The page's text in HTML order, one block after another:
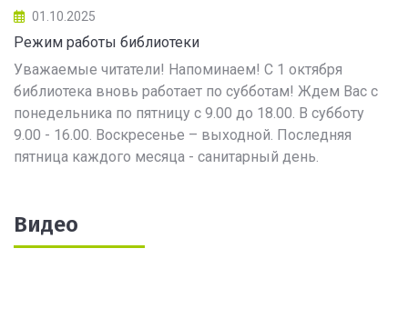
01.10.2025
Режим работы библиотеки
Уважаемые читатели! Напоминаем! С 1 октября
библиотека вновь работает по субботам! Ждем Вас с
понедельника по пятницу с 9.00 до 18.00. В субботу
9.00 - 16.00. Воскресенье – выходной. Последняя
пятница каждого месяца - санитарный день.
Видео